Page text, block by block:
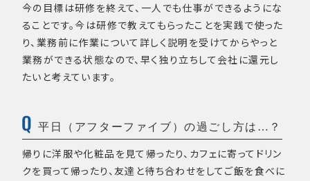
今の目標は研修を終えて、一人でも仕事ができるようにな
ることです。今は研修で教えてもらったことを実践で使った
り、業務前に作業について詳しく説明を受けてからやっと
業務ができる状態なので、早く独り立ちして会社に還元し
たいと考えています。
平日（アフターファイブ）の過ごし方は…？
帰りに洋服や化粧品を見て帰ったり、カフェに寄ってドリン
クを買って帰ったり、友達と待ち合わせをしてご飯を食べに